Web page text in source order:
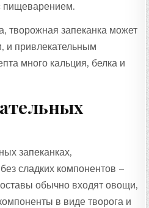
пищеварением.
творожная запеканка может
и привлекательным
много кальция, белка и
запеканках,
сладких компонентов –
обычно входят овощи,
в виде творога и